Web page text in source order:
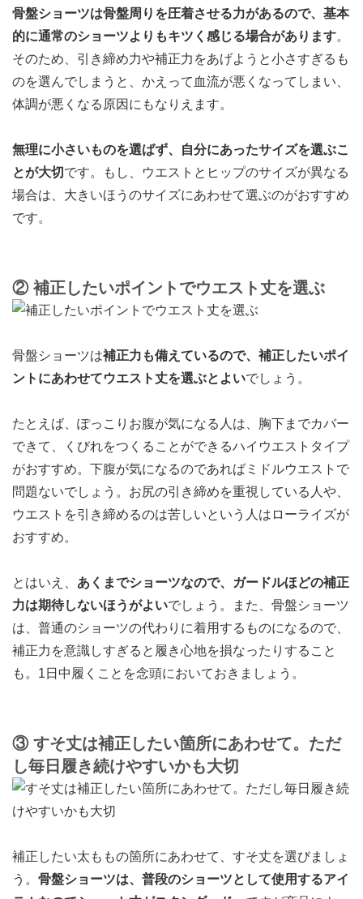
骨盤ショーツは骨盤周りを圧着させる力があるので、基本
的に通常のショーツよりもキツく感じる場合があります。
そのため、引き締め力や補正力をあげようと小さすぎるも
のを選んでしまうと、かえって血流が悪くなってしまい、
体調が悪くなる原因にもなりえます。
無理に小さいものを選ばず、自分にあったサイズを選ぶこ
とが大切 です。もし、ウエストとヒップのサイズが異なる
場合は、大きいほうのサイズにあわせて選ぶのがおすすめ
です。
② 補正したいポイントでウエスト丈を選ぶ
骨盤ショーツは補正力も備えているので、補正したいポイ
ントにあわせてウエスト丈を選ぶとよいでしょう。
たとえば、ぽっこりお腹が気になる人は、胸下までカバー
できて、くびれをつくることができるハイウエストタイプ
がおすすめ。下腹が気になるのであればミドルウエストで
問題ないでしょう。お尻の引き締めを重視している人や、
ウエストを引き締めるのは苦しいという人はローライズが
おすすめ。
とはいえ、 あくまでショーツなので、ガードルほどの補正
力は期待しないほうがよいでしょう。また、骨盤ショーツ
は、普通のショーツの代わりに着用するものになるので、
補正力を意識しすぎると履き心地を損なったりすること
も。1日中履くことを念頭においておきましょう。
③ すそ丈は補正したい箇所にあわせて。ただ
し毎日履き続けやすいかも大切
補正したい太ももの箇所にあわせて、すそ丈を選びましょ
う。 骨盤ショーツは、普段のショーツとして使用するアイ